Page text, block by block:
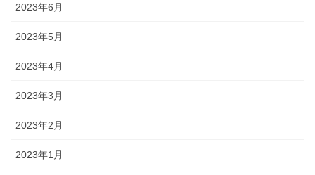
2023年6月
2023年5月
2023年4月
2023年3月
2023年2月
2023年1月